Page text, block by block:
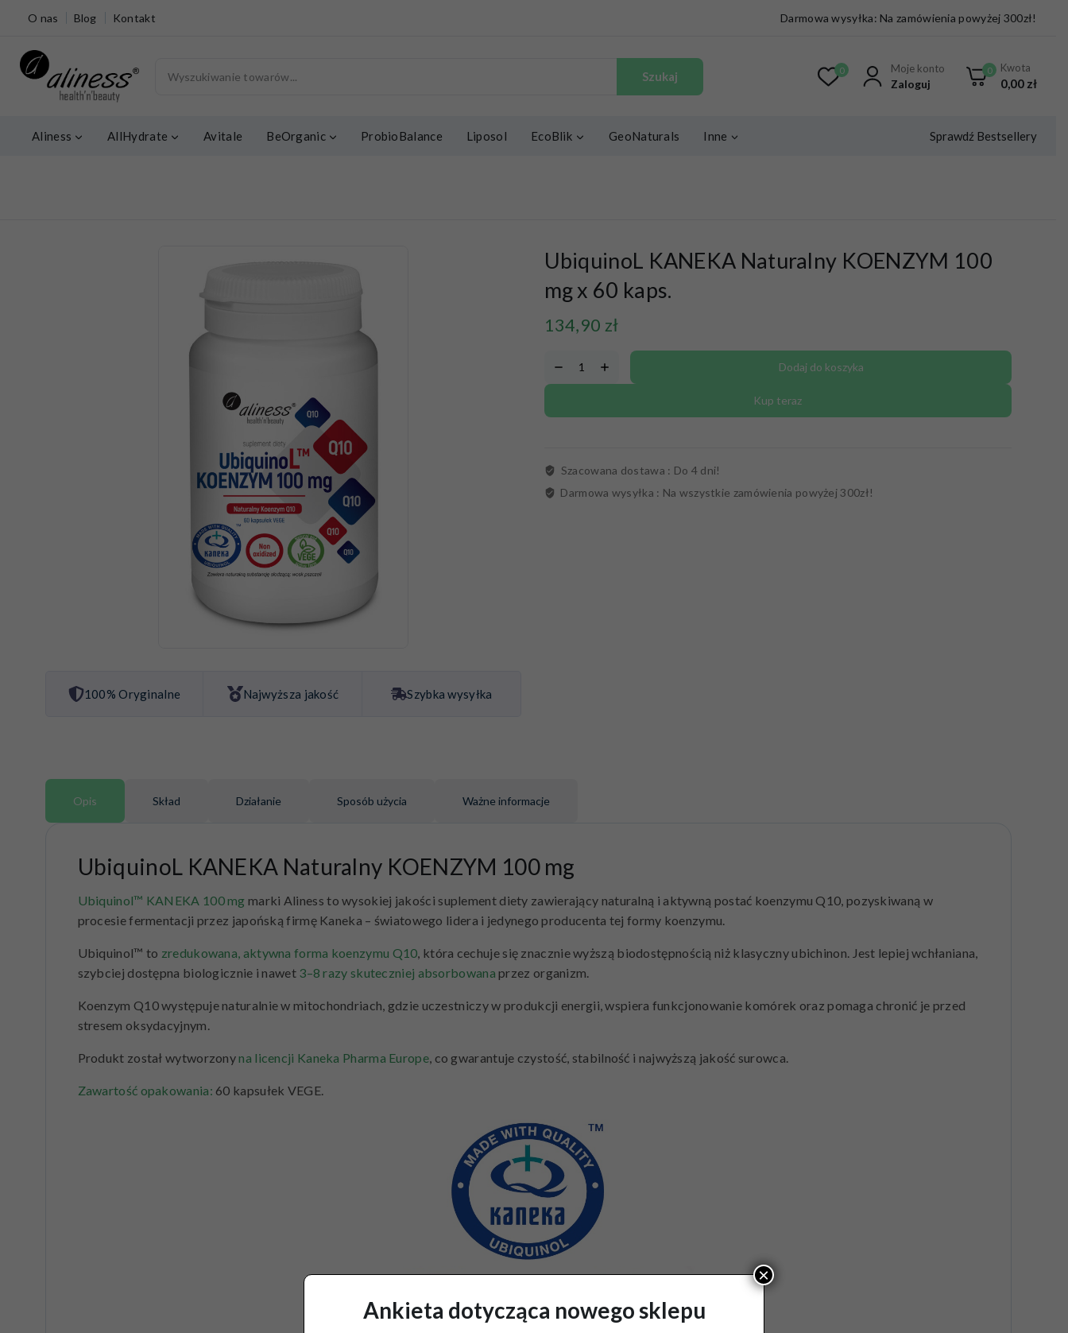
O nas Blog Kontakt Darmowa wysyłka: Na zamówienia powyżej 300zł!
Szukaj 0 Moje konto
Zaloguj
0 Kwota
0,00 zł
Aliness AllHydrate Avitale BeOrganic ProbioBalance Liposol EcoBlik GeoNaturals Inne Sprawdź Bestsellery
100% Oryginalne Najwyższa jakość Szybka wysyłka
UbiquinoL KANEKA Naturalny KOENZYM 100
mg x 60 kaps.
134,90 zł
Dodaj do koszyka
Kup teraz
Szacowana dostawa : Do 4 dni!
Darmowa wysyłka : Na wszystkie zamówienia powyżej 300zł!
Opis Skład Działanie Sposób użycia Ważne informacje
UbiquinoL KANEKA Naturalny KOENZYM 100 mg
Ubiquinol™ KANEKA 100 mg marki Aliness to wysokiej jakości suplement diety zawierający naturalną i aktywną postać koenzymu Q10, pozyskiwaną w
procesie fermentacji przez japońską firmę Kaneka – światowego lidera i jedynego producenta tej formy koenzymu.
Ubiquinol™ to zredukowana, aktywna forma koenzymu Q10, która cechuje się znacznie wyższą biodostępnością niż klasyczny ubichinon. Jest lepiej wchłaniana,
szybciej dostępna biologicznie i nawet 3–8 razy skuteczniej absorbowana przez organizm.
Koenzym Q10 występuje naturalnie w mitochondriach, gdzie uczestniczy w produkcji energii, wspiera funkcjonowanie komórek oraz pomaga chronić je przed
stresem oksydacyjnym.
Produkt został wytworzonyna licencji Kaneka Pharma Europe, co gwarantuje czystość, stabilność i najwyższą jakość surowca.
Zawartość opakowania: 60 kapsułek VEGE.
Ankieta dotycząca nowego sklepu
×